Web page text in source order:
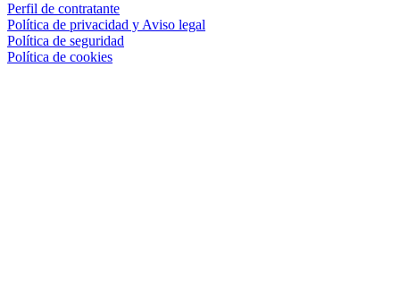
Perfil de contratante
Política de privacidad y Aviso legal
Política de seguridad
Política de cookies